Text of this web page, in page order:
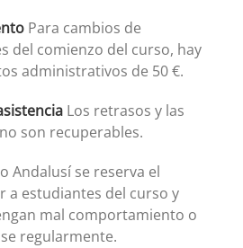
Para cambios de
del comienzo del curso, hay
administrativos de 50 €.
Los retrasos y las
son recuperables.
Andalusí se reserva el
a estudiantes del curso y
mal comportamiento o
regularmente.